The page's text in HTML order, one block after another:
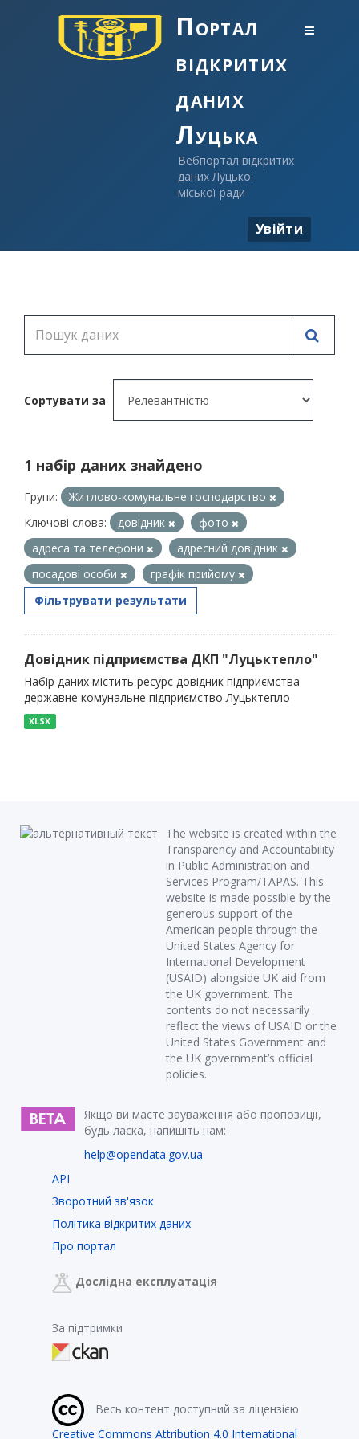
Портал
відкритих
даних
Луцька
Вебпортал відкритих
даних Луцької
міської ради
Увійти
Сортувати за
1 набір даних знайдено
Групи:
Житлово-комунальне господарство
Ключові слова:
довідник
фото
адреса та телефони
адресний довідник
посадові особи
графік прийому
Фільтрувати результати
Довідник підприємства ДКП "Луцьктепло"
Набір даних містить ресурс довідник підприємства
державне комунальне підприємство Луцьктепло
XLSX
The website is created within the
Transparency and Accountability
in Public Administration and
Services Program/TAPAS. This
website is made possible by the
generous support of the
American people through the
United States Agency for
International Development
(USAID) alongside UK aid from
the UK government. The
contents do not necessarily
reflect the views of USAID or the
United States Government and
the UK government’s official
policies.
Якщо ви маєте зауваження або пропозиції,
будь ласка, напишіть нам:
help@opendata.gov.ua
API
Зворотний зв'язок
Політика відкритих даних
Про портал
Дослідна експлуатація
За підтримки
Весь контент доступний за ліцензією
Creative Commons Attribution 4.0 International